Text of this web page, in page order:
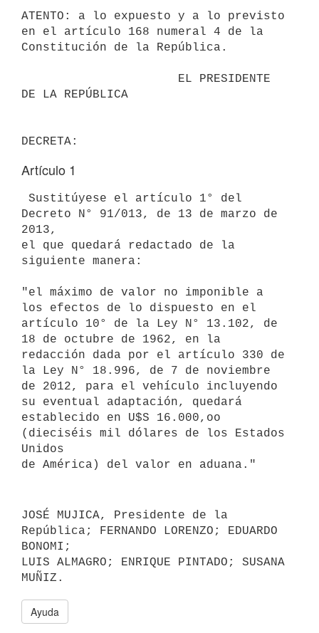
ATENTO: a lo expuesto y a lo previsto
en el artículo 168 numeral 4 de la
Constitución de la República.
DE LA REPÚBLICA
Artículo 1
Decreto N° 91/013, de 13 de marzo de
2013,
el que quedará redactado de la
siguiente manera:
"el máximo de valor no imponible a
los efectos de lo dispuesto en el
artículo 10° de la Ley N° 13.102, de
18 de octubre de 1962, en la
redacción dada por el artículo 330 de
la Ley N° 18.996, de 7 de noviembre
de 2012, para el vehículo incluyendo
su eventual adaptación, quedará
establecido en U$S 16.000,oo
(dieciséis mil dólares de los Estados
Unidos
JOSÉ MUJICA, Presidente de la
República; FERNANDO LORENZO; EDUARDO
BONOMI;
LUIS ALMAGRO; ENRIQUE PINTADO; SUSANA
Ayuda